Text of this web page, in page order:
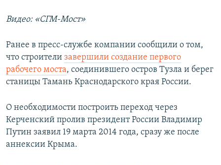
Видео: «СГМ-Мост»
Ранее в пресс-службе компании сообщили о том,
что строители завершили создание первого
рабочего моста, соединившего остров Тузла и берег
станицы Тамань Краснодарского края России.
О необходимости построить переход через
Керченский пролив президент России Владимир
Путин заявил 19 марта 2014 года, сразу же после
аннексии Крыма.